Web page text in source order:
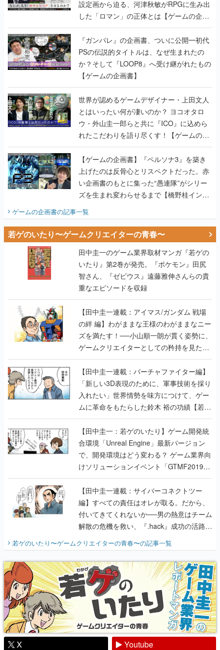
設定画から迫る、河津秋敏がRPGに生み出
した「ロマン」の正体とは【ゲームの企画
書】
『ガンパレ』の企画書、ついに公開━初代
PSの伝説的タイトルは、なぜ生まれたの
か？そして『LOOP8』へ受け継がれたもの
【ゲームの企画書】
世界が認めるゲームデザイナー・上田文人
とはいったい何が凄いのか？ ヨコオタロ
ウ・外山圭一郎らと共に『ICO』に込めら
れたこだわりを語り尽くす！【ゲームの企
画書】
【ゲームの企画書】『ペルソナ3』を築き
上げたのは反骨心とリスペクトだった。赤
い企画書のもとに集った“愚連隊”がシリー
ズを生まれ変わらせるまで【橋野桂インタ
ビュー】
ゲームの企画書の記事一覧
若ゲのいたり〜ゲームクリエイターの青春〜
田中圭一のゲーム業界取材マンガ『若ゲの
いたり』第2巻が発売。『ポケモン』田尻
智さん、『ゼビウス』遠藤雅伸さんらの貴
重なエピソードを収録
【田中圭一連載：アイマス/ガンダム 戦場
の絆 編】わがままな王様のわがままなニー
ズを満たす！──小山順一朗が貫く姿勢に、
ゲームクリエイターとしての矜持を見た
【若ゲのいたり最終回】
【田中圭一連載：バーチャファイター編】
「新しい3D表現のために、軍事技術を採り
入れたい」世界情勢を味方につけて、ゲー
ムに革命をもたらした鈴木 裕の功績【若ゲ
のいたり】
【田中圭一：若ゲのいたり】ゲーム開発統
合環境「Unreal Engine」最新バージョン
で、開発環境はどう変わる？ ゲーム業界向
けソリューションイベント「GTMF2019」
に行って、より理解を深めよう【PR】
【田中圭一連載：サイバーコネクトツー
編】すべての責任はオレが取る。だから、
付いてきてくれないか──男の熱意はチーム
解散の危機を救い、『.hack』成功の活路を
開く。業界の快男児・松山 洋に流れる血は
『少年ジャンプ』色だった【若ゲのいた
り】
若ゲのいたり〜ゲームクリエイターの青春〜の記事一覧
X
Youtube